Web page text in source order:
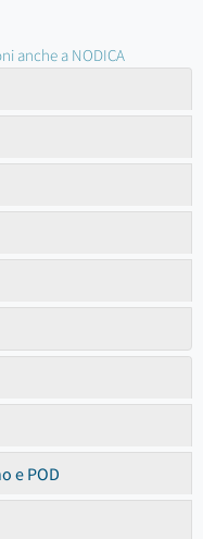
anche a NODICA
e POD